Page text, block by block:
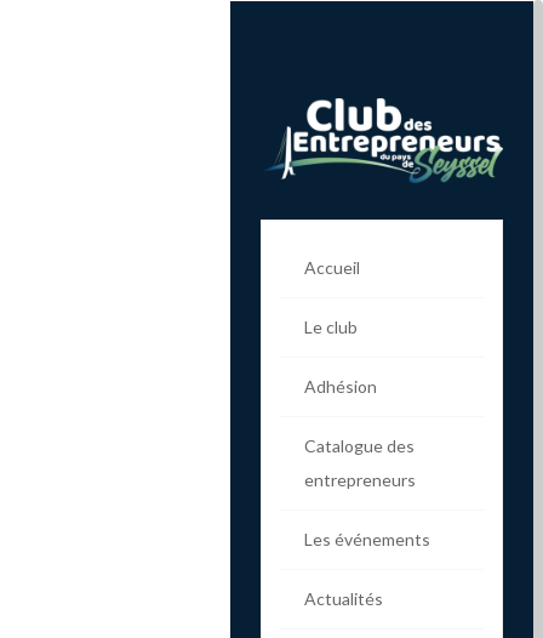
Accueil
Le club
Adhésion
Catalogue des
entrepreneurs
Les événements
Actualités